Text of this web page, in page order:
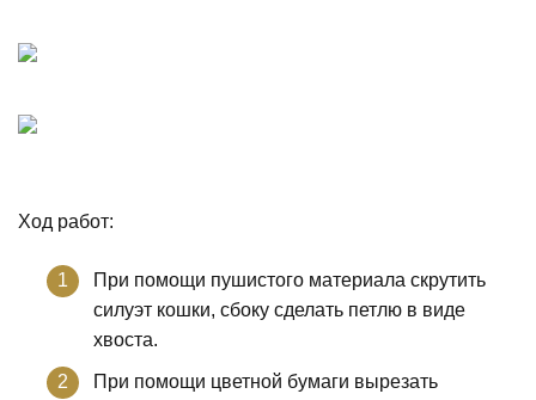
Ход работ:
При помощи пушистого материала скрутить
силуэт кошки, сбоку сделать петлю в виде
хвоста.
При помощи цветной бумаги вырезать